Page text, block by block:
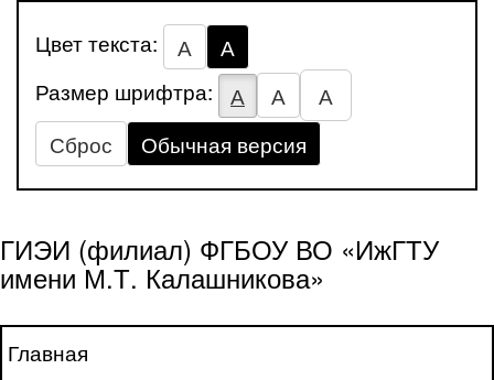
Цвет текста: А
А
Размер шрифтра:
А А
А
Сброс
Обычная версия
ГИЭИ (филиал) ФГБОУ ВО «ИжГТУ
имени М.Т. Калашникова»
Главная